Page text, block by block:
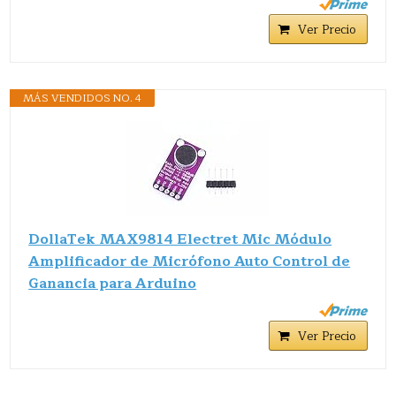
Ver Precio
MÁS VENDIDOS NO. 4
DollaTek MAX9814 Electret Mic Módulo
Amplificador de Micrófono Auto Control de
Ganancia para Arduino
Ver Precio